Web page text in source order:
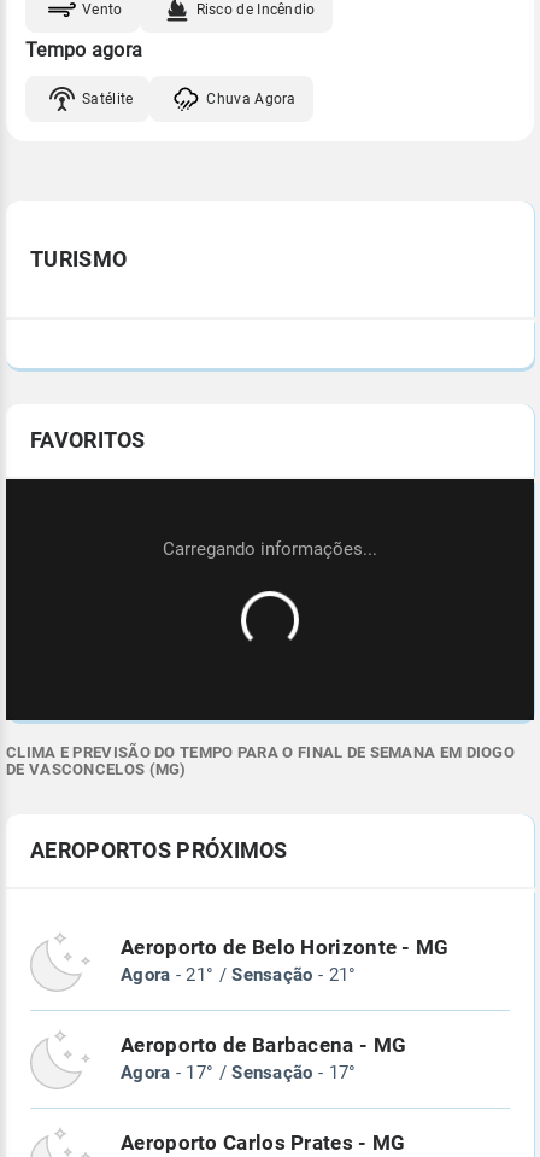
Vento Risco de Incêndio
Tempo agora
Satélite Chuva Agora
TURISMO
FAVORITOS
CLIMA E PREVISÃO DO TEMPO PARA O FINAL DE SEMANA EM DIOGO
DE VASCONCELOS (MG)
AEROPORTOS PRÓXIMOS
Aeroporto de Belo Horizonte - MG
Agora - 21° /Sensação - 21°
Aeroporto de Barbacena - MG
Agora - 17° /Sensação - 17°
Aeroporto Carlos Prates - MG